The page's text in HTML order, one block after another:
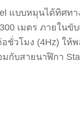
แบบหมุนได้ทิศทา
เมตร ภายในขั
วโมง (4Hz) ให้พ
กับสายนาฬิกา